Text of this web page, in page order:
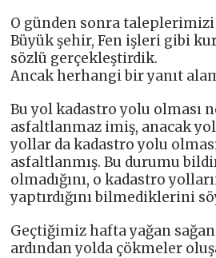
O günden sonra
Büyük şehir, Fen işleri gibi
sözlü gerçekleştirdik.
Ancak herhangi bir yanıt
Bu yol kadastro yolu olması
asfaltlanmaz imiş, anacak
yollar da kadastro yolu
asfaltlanmış. Bu durumu
olmadığını, o kadastro
yaptırdığını bilmediklerini
Geçtiğimiz hafta yağan
ardından yolda çökmeler